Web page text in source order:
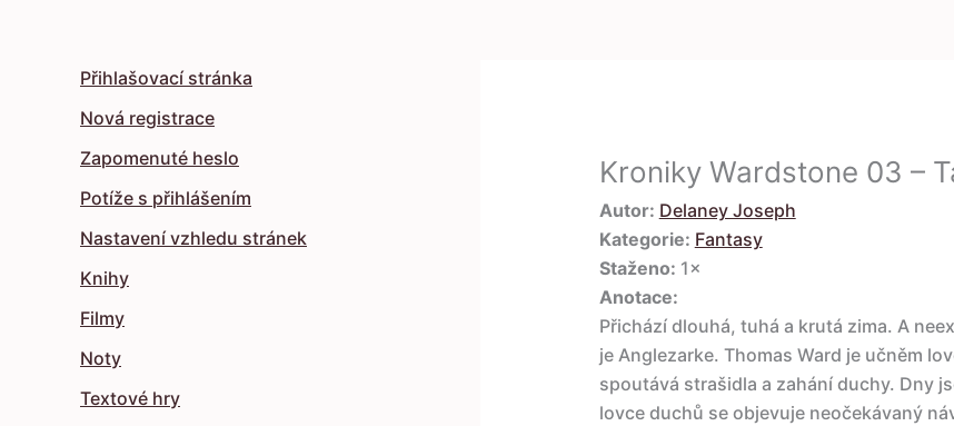
Přihlašovací stránka
Nová registrace
Zapomenuté heslo
Potíže s přihlášením
Nastavení vzhledu stránek
Knihy
Filmy
Noty
Textové hry
Kroniky Wardstone 03 –
Autor: Delaney Joseph
Kategorie: Fantasy
Staženo: 1×
Anotace:
Přichází dlouhá, tuhá a krutá zima. A
je Anglezarke. Thomas Ward je učněm
spoutává strašidla a zahání duchy. Dny
lovce duchů se objevuje neočekávaný